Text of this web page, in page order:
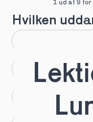
1 ud af 9
Hvilken
HTX
IB